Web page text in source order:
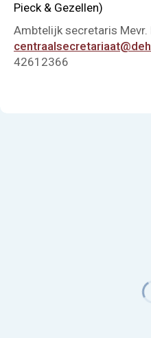
Pieck & Gezellen)
Ambtelijk secretaris Mevr.
42612366